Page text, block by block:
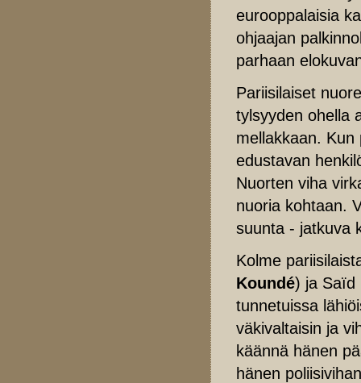
eurooppalaisia
ohjaajan
parhaan
Pariisilaiset
tylsyyden ohella
mellakkaan.
edustavan
Nuorten viha
nuoria kohtaan.
suunta - jatkuva
Kolme
Koundé) ja Saïd
tunnetuissa
väkivaltaisin ja
käännä hänen
hänen